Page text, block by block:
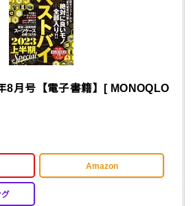
8月号【電子書籍】[ MONOQLO
Amazon